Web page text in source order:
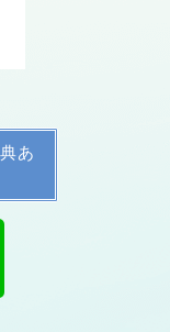
あ